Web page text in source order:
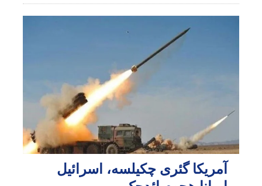
آمریکا گئری چکیلسه، اسرائیل